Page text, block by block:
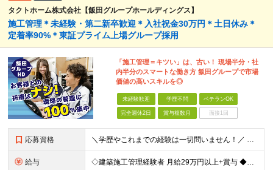
タクトホーム株式会社【飯田グループホールディングス】
施工管理＊未経験・第二新卒歓迎＊入社祝金30万円＊土日休み＊
定着率90%＊東証プライム上場グループ採用
「施工管理＝キツい」は、古い！ 現場半分・社
内半分のスマートな働き方 飯田グループで市場
価値の高いスキルを◎
未経験歓迎 学歴不問 ベテランOK
完全週休2日 賞与複数月 面接1回
応募資格 ＼学歴やこれまでの経験は一切問いません！／ 正社員デビュー、第二新卒、異業種からの転職、大歓迎です♪ 【必須条件】 ＊高卒以上の方 ＊普通自動車免許をお持ちの方(AT限定も大歓迎！) ――【こ
給与 ◇建築施工管理経験者 月給29万円以上+賞与 ◆未経験者 月給25万円以上＋賞与 ※経験、スキルにより考慮し、当社規定により優遇します。 ＜平均年収例＞ 668万円／月給37.2万円＋賞与(4.